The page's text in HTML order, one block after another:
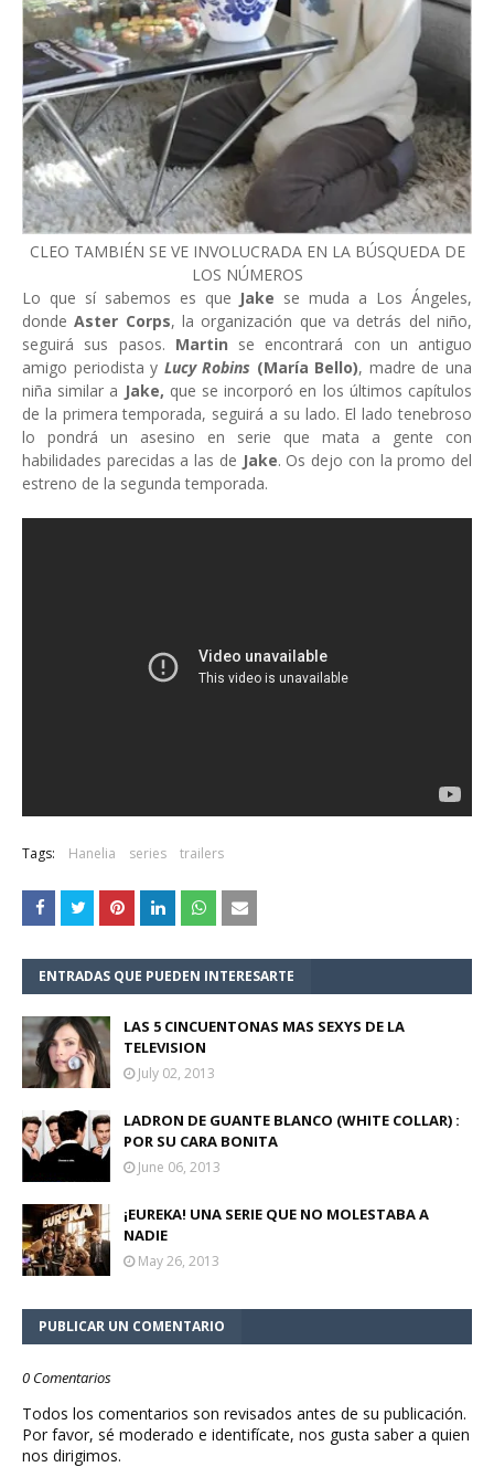
CLEO TAMBIÉN SE VE INVOLUCRADA EN LA BÚSQUEDA DE
LOS NÚMEROS
Lo que sí sabemos es que Jake se muda a Los Ángeles,
dondeAster Corps, la organización que va detrás del niño,
seguirá sus pasos. Martin se encontrará con un antiguo
amigo periodista y Lucy Robins (María Bello), madre de una
niña similar a Jake, que se incorporó en los últimos capítulos
de la primera temporada, seguirá a su lado. El lado tenebroso
lo pondrá un asesino en serie que mata a gente con
habilidades parecidas a las de Jake. Os dejo con la promo del
estreno de la segunda temporada.
Tags: Hanelia series trailers
ENTRADAS QUE PUEDEN INTERESARTE
LAS 5 CINCUENTONAS MAS SEXYS DE LA
TELEVISION
July 02, 2013
LADRON DE GUANTE BLANCO (WHITE COLLAR) :
POR SU CARA BONITA
June 06, 2013
¡EUREKA! UNA SERIE QUE NO MOLESTABA A
NADIE
May 26, 2013
PUBLICAR UN COMENTARIO
0 Comentarios
Todos los comentarios son revisados antes de su publicación.
Por favor, sé moderado e identifícate, nos gusta saber a quien
nos dirigimos.